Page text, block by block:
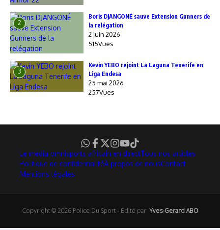
2
Boris DJANGONÉ sauve Extension Gunners de
la relégation
2 juin 2026
515Vues
3
Kevin YEBO rejoint La Laguna Tenerife en
Liga Endesa
25 mai 2026
257Vues
Le média omnisports africain en directTous nos articles
Politique de confidentialitéÀ propos de nousContact
Mentions légales
Copyright © 2026 Police Du Sport - Edité par Yves-Gerard ABO